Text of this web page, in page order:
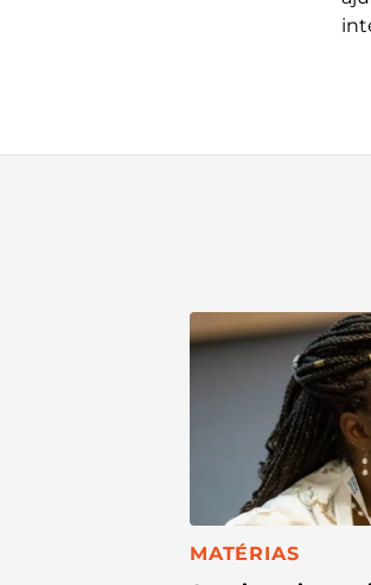
CATEGORIA:
MATÉRIAS